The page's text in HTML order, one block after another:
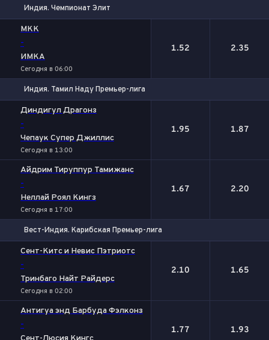
Индия. Чемпионат Элит
МКК
-
ИМКА
Сегодня в 06:00
1.52 2.35
Индия. Тамил Наду Премьер-лига
Диндигул Драгонз
-
Чепаук Супер Джиллис
Сегодня в 13:00
1.95 1.87
Айдрим Тируппур Тамижанс
-
Неллай Роял Кингз
Сегодня в 17:00
1.67 2.20
Вест-Индия. Карибская Премьер-лига
Сент-Китс и Невис Пэтриотс
-
Тринбаго Найт Райдерс
Сегодня в 02:00
2.10 1.65
Антигуа энд Барбуда Фэлконз
- 1.77 1.93